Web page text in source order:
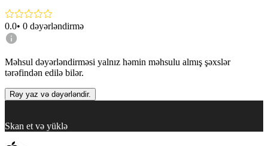
0.0• 0 dəyərləndirmə
Məhsul dəyərləndirməsi yalnız həmin məhsulu almış şəxslər
tərəfindən edilə bilər.
Rəy yaz və dəyərləndir.
Skan et və yüklə